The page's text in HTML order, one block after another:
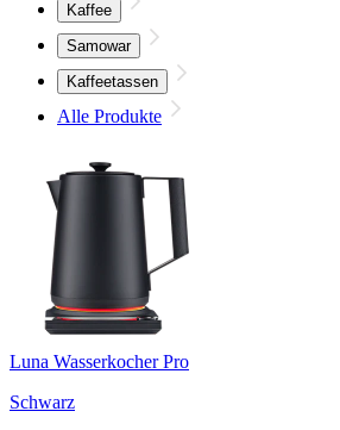
Kaffee
Samowar
Kaffeetassen
Alle Produkte
Luna Wasserkocher Pro
Schwarz